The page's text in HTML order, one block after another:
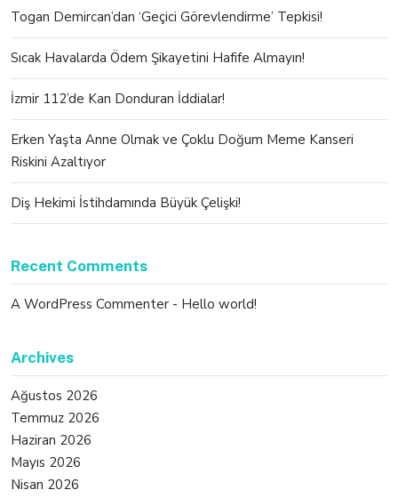
Togan Demircan’dan ‘Geçici Görevlendirme’ Tepkisi!
Sıcak Havalarda Ödem Şikayetini Hafife Almayın!
İzmir 112’de Kan Donduran İddialar!
Erken Yaşta Anne Olmak ve Çoklu Doğum Meme Kanseri
Riskini Azaltıyor
Diş Hekimi İstihdamında Büyük Çelişki!
Recent Comments
A WordPress Commenter - Hello world!
Archives
Ağustos 2026
Temmuz 2026
Haziran 2026
Mayıs 2026
Nisan 2026